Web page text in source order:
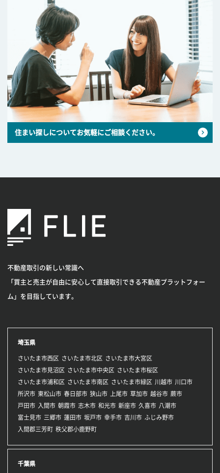
住まい探しについてお気軽にご相談ください。
不動産取引の新しい常識へ
「買主と売主が自由に安心して直接取引できる不動産プラットフォー
ム」を目指しています。
埼玉県
さいたま市西区 さいたま市北区
さいたま市大宮区
さいたま市見沼区
さいたま市中央区
さいたま市桜区
さいたま市浦和区
さいたま市南区 さいたま市緑区 川越市 川口市
所沢市 東松山市 春日部市 狭山市 上尾市 草加市 越谷市 蕨市
戸田市 入間市 朝霞市 志木市 和光市 新座市 久喜市 八潮市
富士見市 三郷市 蓮田市 坂戸市 幸手市 吉川市 ふじみ野市
入間郡三芳町 秩父郡小鹿野町
千葉県